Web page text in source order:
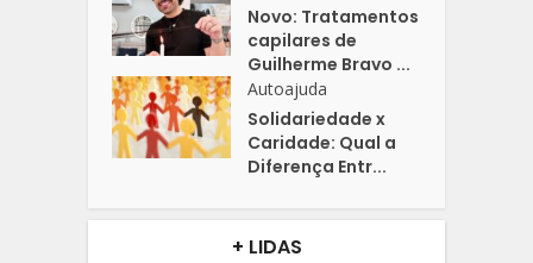
Novo: Tratamentos
capilares de
Guilherme Bravo ...
Autoajuda
Solidariedade x
Caridade: Qual a
Diferença Entr...
+ LIDAS